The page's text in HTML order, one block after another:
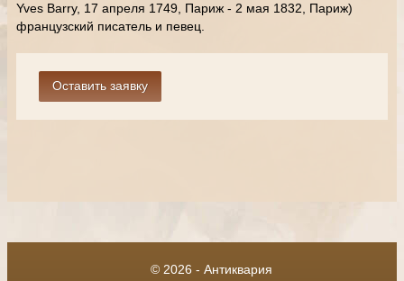
Yves Barrу, 17 апреля 1749, Париж - 2 мая 1832, Париж)
французский писатель и певец.
© 2026 - Антиквария